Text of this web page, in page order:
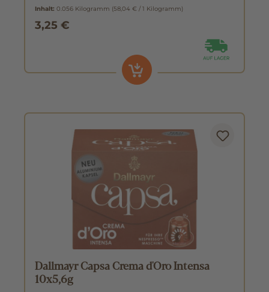
Inhalt: 0.056 Kilogramm (58,04 € / 1 Kilogramm)
3,25 €
Dallmayr Capsa Crema d'Oro Intensa
10x5,6g